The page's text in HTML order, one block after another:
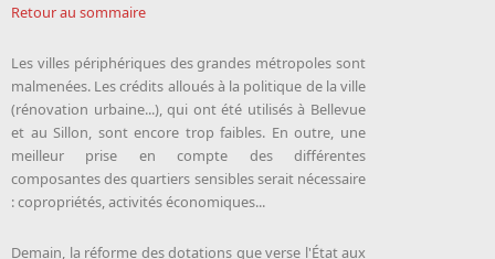
Retour au sommaire
Les villes péri­phé­riques des grandes mé­tro­poles sont
malme­nées. Les cré­dits al­loués à la po­li­tique de la ville
(ré­no­va­tion ur­baine...), qui ont été utilisés à Bellevue
et au Sillon, sont en­core trop faibles. En outre, une
meilleur prise en compte des différentes
composantes des quartiers sensibles serait nécessaire
: copropriétés, activités économiques...
Demain, la ré­forme des do­ta­tions que verse l'État aux